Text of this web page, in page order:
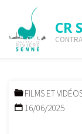
content
CR
Vidéo –
SENNE EN KAYAK
FILMS ET
16/06/2025